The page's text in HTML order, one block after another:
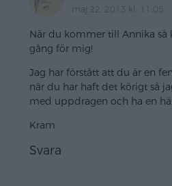
maj 22, 2013 kl. 11:05
När du kommer till Annika så
gång för mig!
Jag har förstått att du är en
när du har haft det körigt så
med uppdragen och ha en
Kram
Svara